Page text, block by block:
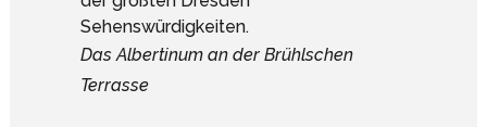
Das Albertinum an der Brühlschen
Terrasse